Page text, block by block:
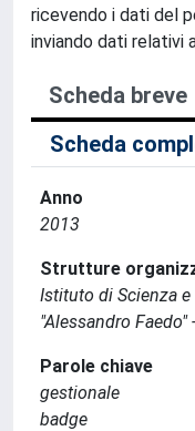
ricevendo i dati del
inviando dati relativi
Scheda breve
Scheda
Anno
2013
Strutture
Istituto di Scienza
"Alessandro Faedo"
Parole chiave
gestionale
badge